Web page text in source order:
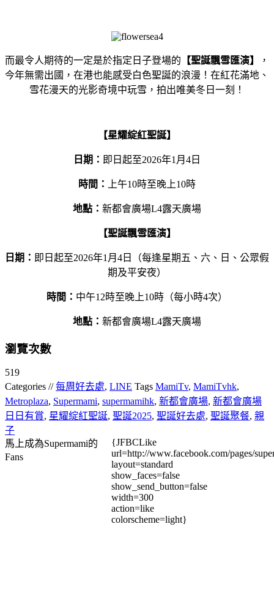
而最令人期待的一定是於指定日子登場的 【聖誕飄雪匯演】
，
今年無需出國，在港也能感受白色聖誕的浪漫！在紅花滿地、
雪花漫天的光影奇境中玩雪，拍出唯美冬日一刻！
【星耀綻紅聖誕】
日期： 即日起至2026年1月4日
時間： 上午10時至晚上10時
地點： 新都會廣場L4露天廣場
【聖誕飄雪匯演】
日期： 即日起至2026年1月4日（每逢星期五、六、日、公眾假
期及平安夜）
時間： 中午12時至晚上10時（每小時4次）
地點： 新都會廣場L4露天廣場
瀏覽次數
519
Categories //每周好去處, LINE Tags MamiTv, MamiTvhk,
Metroplaza, Supermami, supermamihk, 新都會廣場, 新都會廣場
日日有賞, 星耀綻紅聖誕, 聖誕2025, 聖誕好去處, 聖誕聚餐, 親
子
馬上成為Supermami的
Fans
{JFBCLike
url=http://www.facebook.com/pages/
layout=standard
show_faces=false
show_send_button=false
width=300
action=like
colorscheme=light}